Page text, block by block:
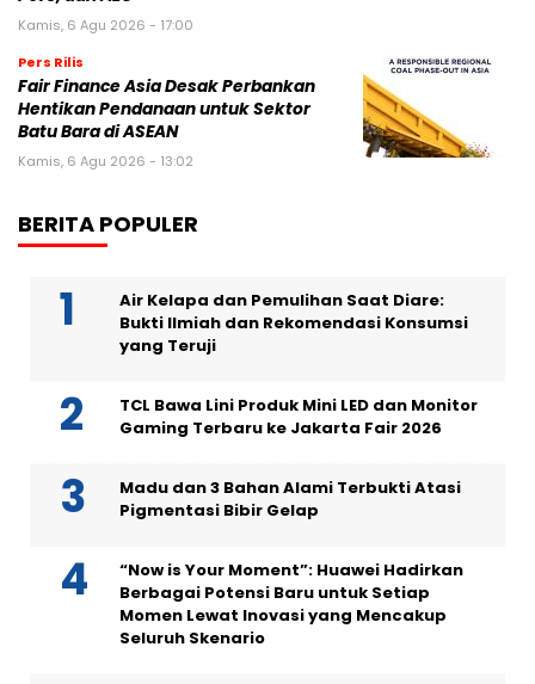
Kamis, 6 Agu 2026 - 17:00
Pers Rilis
Fair Finance Asia Desak Perbankan
Hentikan Pendanaan untuk Sektor
Batu Bara di ASEAN
Kamis, 6 Agu 2026 - 13:02
BERITA POPULER
Air Kelapa dan Pemulihan Saat Diare:
Bukti Ilmiah dan Rekomendasi Konsumsi
yang Teruji
TCL Bawa Lini Produk Mini LED dan Monitor
Gaming Terbaru ke Jakarta Fair 2026
Madu dan 3 Bahan Alami Terbukti Atasi
Pigmentasi Bibir Gelap
“Now is Your Moment”: Huawei Hadirkan
Berbagai Potensi Baru untuk Setiap
Momen Lewat Inovasi yang Mencakup
Seluruh Skenario